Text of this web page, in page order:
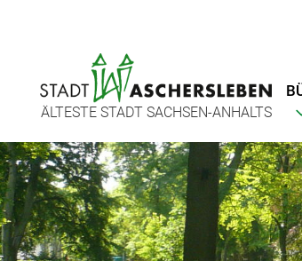
ÄLTESTE STADT SACHSEN-ANHALTS